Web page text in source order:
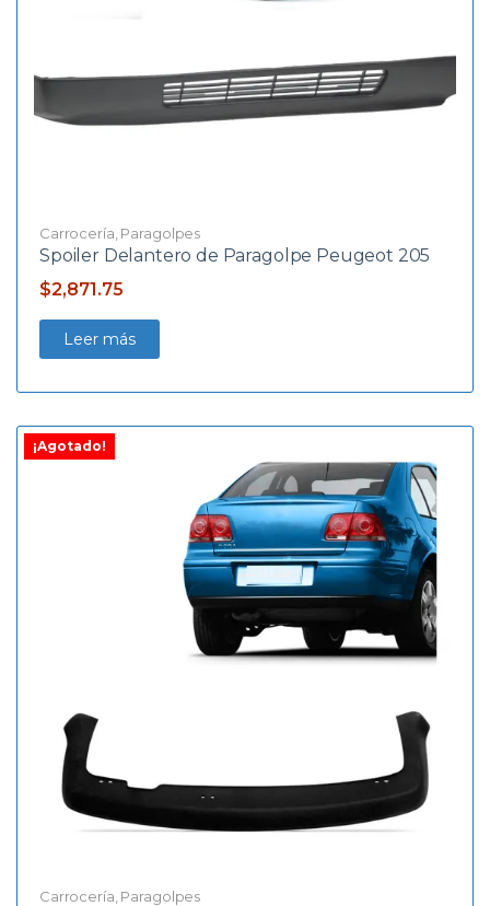
Carrocería Paragolpes
Spoiler Delantero de Paragolpe Peugeot 205
$2,871.75
Leer más
¡Agotado!
Carrocería Paragolpes